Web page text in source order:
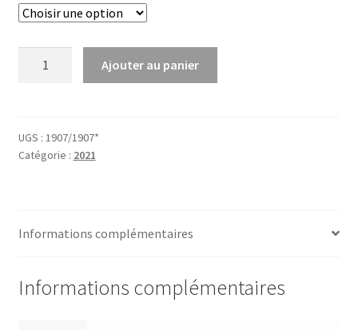
Ajouter au panier
UGS : 1907/1907*
Catégorie : 2021
Informations complémentaires
Informations complémentaires